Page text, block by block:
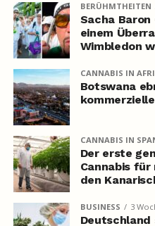
BERÜHMTHEITEN
Sacha Baron
einem
Wimbledon
CANNABIS IN
Botswana
CANNABIS IN
Der erste
Cannabis
den
BUSINESS 3